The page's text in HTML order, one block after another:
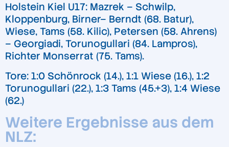
Holstein Kiel U17: Mazrek – Schwilp,
Kloppenburg, Birner– Berndt (68. Batur),
Wiese, Tams (58. Kilic), Petersen (58. Ahrens)
– Georgiadi, Torunogullari (84. Lampros),
Richter Monserrat (75. Tams).
Tore: 1:0 Schönrock (14.), 1:1 Wiese (16.), 1:2
Torunogullari (22.), 1:3 Tams (45.+3), 1:4 Wiese
(62.)
Weitere Ergebnisse aus dem
NLZ: